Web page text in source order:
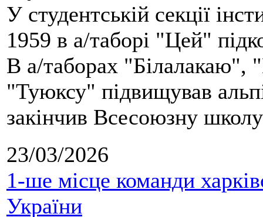
У студентській секції
1959 в а/таборі "Цей"
В а/таборах "Білалакаю",
"Туюксу" підвищував
закінчив Всесоюзну
23/03/2026
1-ше місце команди
України